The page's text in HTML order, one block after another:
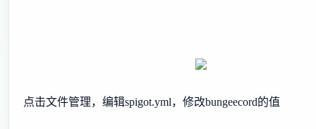
点击文件管理，编辑spigot.yml，修改bungeecord的值